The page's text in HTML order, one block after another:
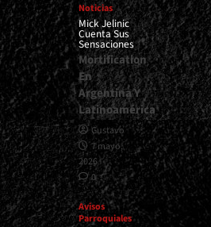
Noticias
Mick Jelinic
Cuenta Sus
Sensaciones
Mortification
En
Argentina Y
Latinoamérica
Gustavo
7 mayo,
2026
0
Avisos
Parroquiales